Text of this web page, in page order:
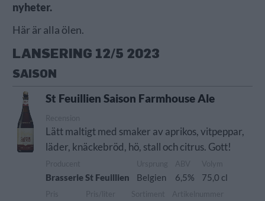
nyheter.
Här är alla ölen.
LANSERING 12/5 2023
SAISON
St Feuillien Saison Farmhouse Ale
Lätt maltigt med smaker av aprikos, vitpeppar,
läder, knäckebröd, hö, stall och citrus. Gott!
Brasserie St Feuillien Belgien 6,5% 75,0 cl